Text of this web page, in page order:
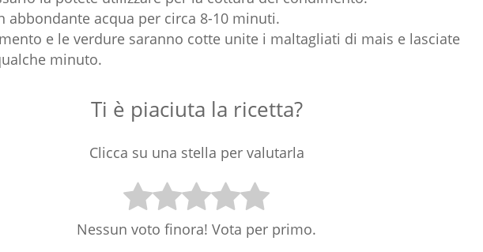
abbondante acqua per circa 8-10 minuti.
e le verdure saranno cotte unite i maltagliati di mais e lasciate
minuto.
Ti è piaciuta la ricetta?
Clicca su una stella per valutarla
Nessun voto finora! Vota per primo.